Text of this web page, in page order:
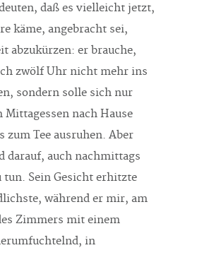
daß es vielleicht jetzt,
käme, angebracht sei,
abzukürzen: er brauche,
zwölf Uhr nicht mehr ins
sondern solle sich nur
Mittagessen nach Hause
zum Tee ausruhen. Aber
darauf, auch nachmittags
tun. Sein Gesicht erhitzte
während er mir, am
Zimmers mit einem
in